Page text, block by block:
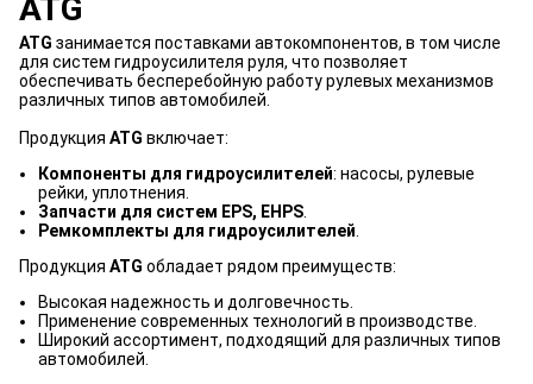
ATG
ATG занимается поставками автокомпонентов, в том числе
для систем гидроусилителя руля, что позволяет
обеспечивать бесперебойную работу рулевых механизмов
различных типов автомобилей.
Продукция ATG включает:
Компоненты для гидроусилителей: насосы, рулевые
рейки, уплотнения.
Запчасти для систем EPS, EHPS
Ремкомплекты для гидроусилителей
Продукция ATG обладает рядом преимуществ:
Высокая надежность и долговечность.
Применение современных технологий в производстве.
Широкий ассортимент, подходящий для различных типов
автомобилей.